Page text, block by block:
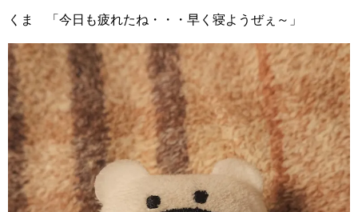
くま 「今日も疲れたね・・・早く寝ようぜぇ～」